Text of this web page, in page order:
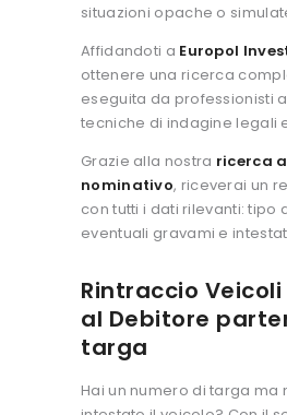
situazioni opache o
Affidandoti a Europol
ottenere una ricerca
eseguita da professionisti
tecniche di indagine legali
Grazie alla nostra ricerca
nominativo, riceverai un
con tutti i dati rilevanti: tipo
eventuali gravami e
Rintraccio
al Debitore
targa
Hai un numero di targa ma